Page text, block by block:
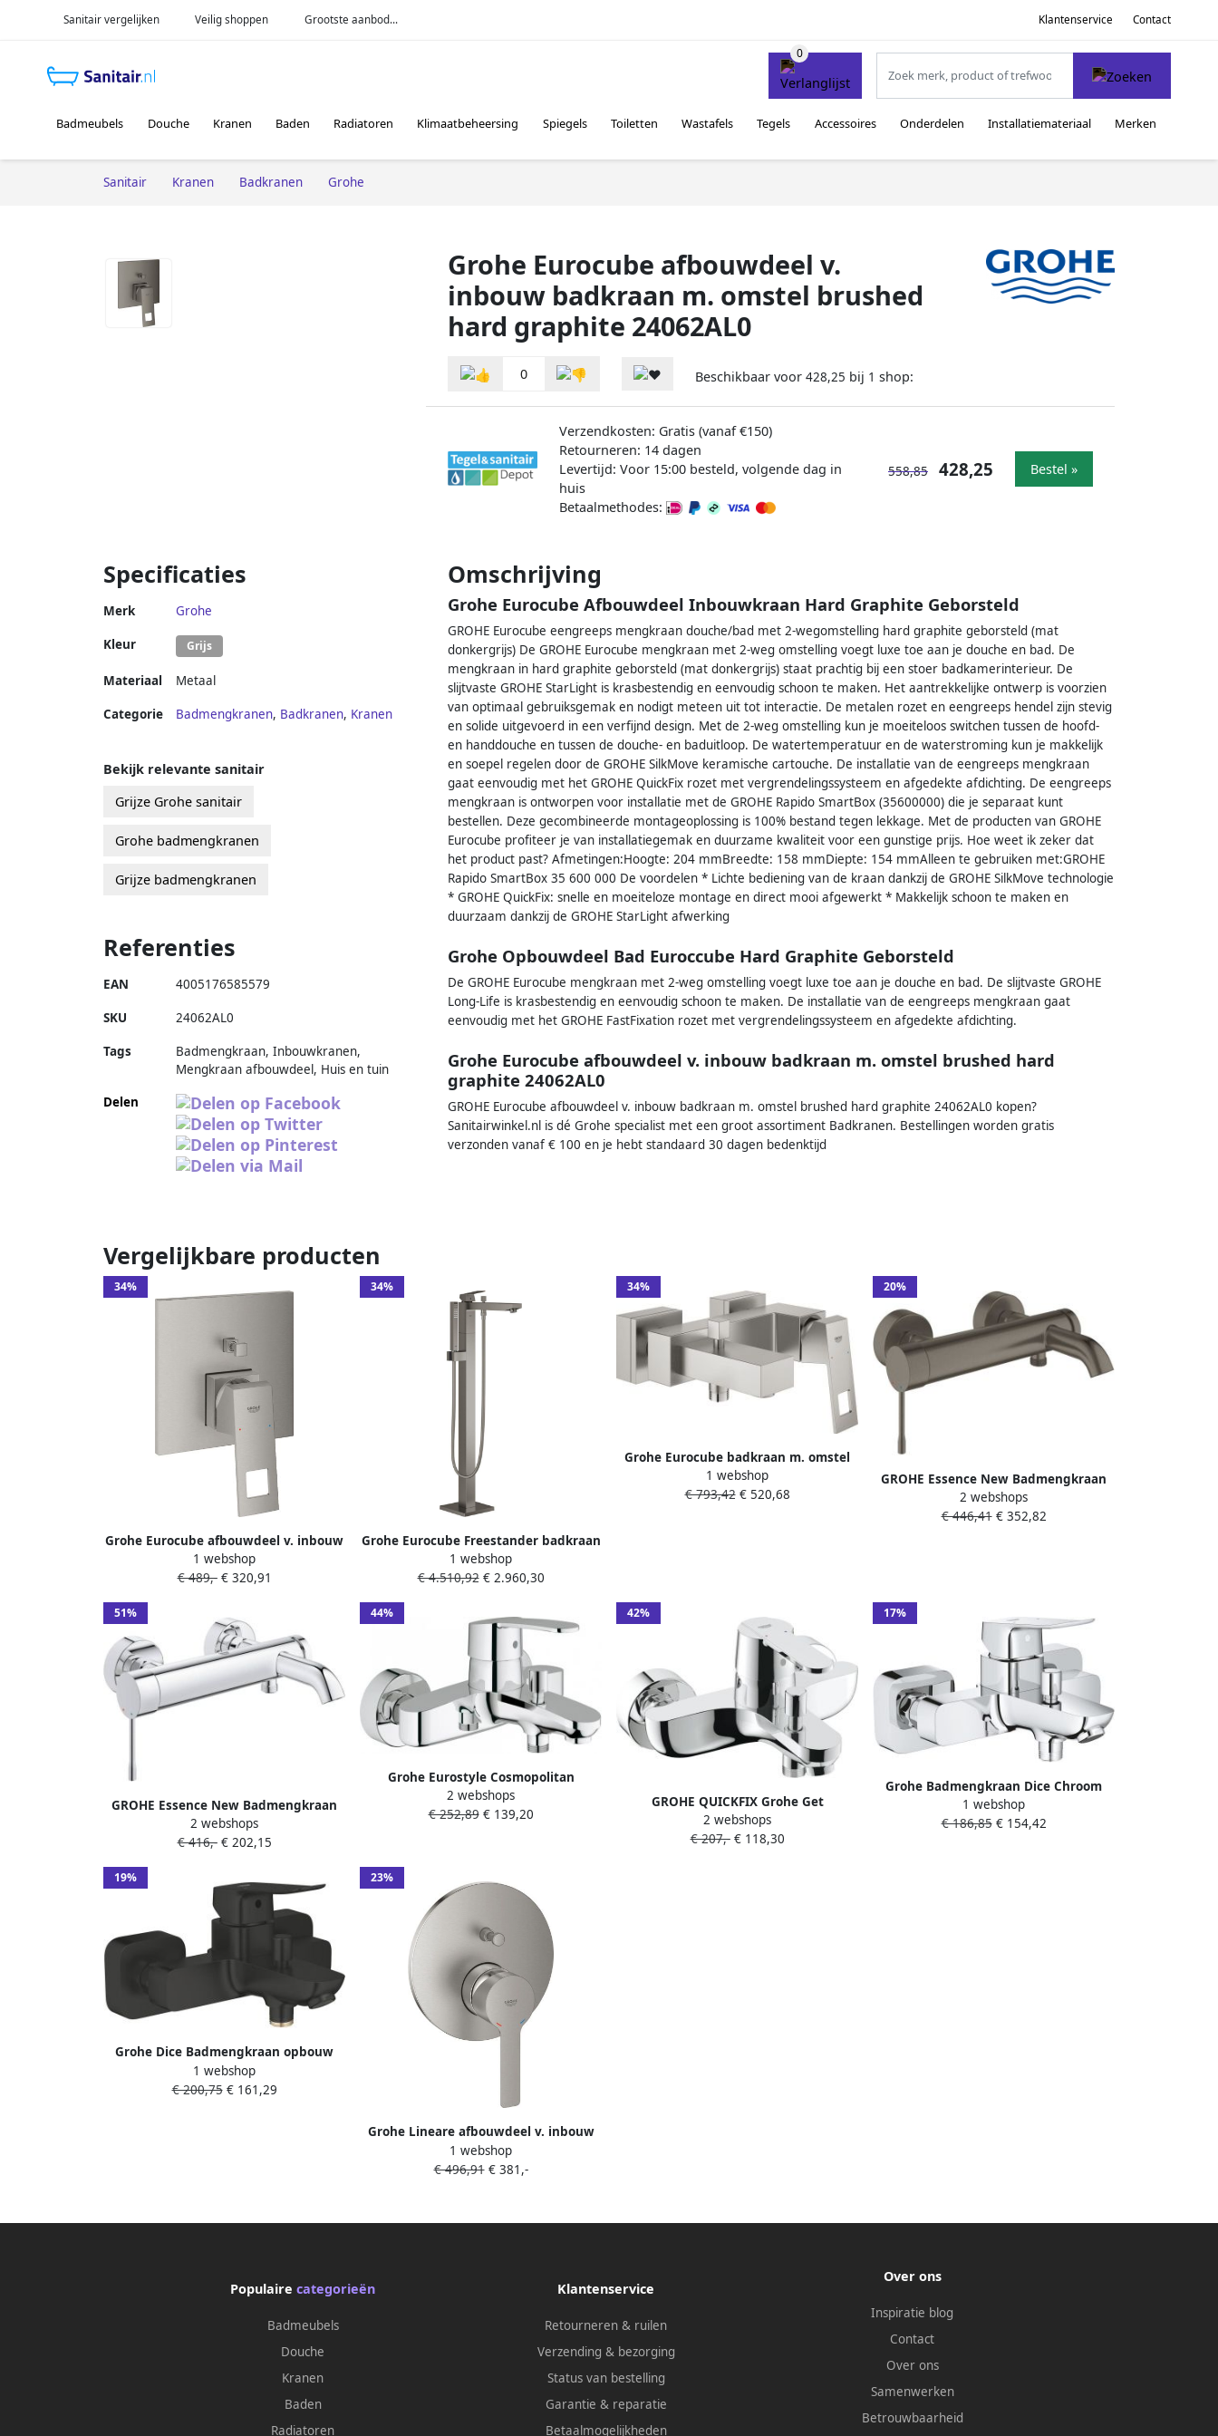
Sanitair vergelijken Veilig shoppen Grootste aanbod... Klantenservice Contact
Badmeubels Douche Kranen Baden Radiatoren Klimaatbeheersing Spiegels Toiletten Wastafels Tegels Accessoires Onderdelen Installatiemateriaal Merken
Sanitair Kranen Badkranen Grohe
Grohe Eurocube afbouwdeel v.
inbouw badkraan m. omstel brushed
hard graphite 24062AL0
0 Beschikbaar voor 428,25 bij 1 shop:
Verzendkosten: Gratis (vanaf €150)
Retourneren: 14 dagen
Levertijd: Voor 15:00 besteld, volgende dag in
huis
Betaalmethodes:
558,85 428,25 Bestel »
Specificaties
Merk Grohe
Kleur Grijs
Materiaal Metaal
Categorie Badmengkranen, Badkranen, Kranen
Omschrijving
Grohe Eurocube Afbouwdeel Inbouwkraan Hard Graphite Geborsteld
GROHE Eurocube eengreeps mengkraan douche/bad met 2-wegomstelling hard graphite geborsteld (mat
donkergrijs) De GROHE Eurocube mengkraan met 2-weg omstelling voegt luxe toe aan je douche en bad. De
mengkraan in hard graphite geborsteld (mat donkergrijs) staat prachtig bij een stoer badkamerinterieur. De
slijtvaste GROHE StarLight is krasbestendig en eenvoudig schoon te maken. Het aantrekkelijke ontwerp is voorzien
van optimaal gebruiksgemak en nodigt meteen uit tot interactie. De metalen rozet en eengreeps hendel zijn stevig
en solide uitgevoerd in een verfijnd design. Met de 2-weg omstelling kun je moeiteloos switchen tussen de hoofd-
en handdouche en tussen de douche- en baduitloop. De watertemperatuur en de waterstroming kun je makkelijk
en soepel regelen door de GROHE SilkMove keramische cartouche. De installatie van de eengreeps mengkraan
gaat eenvoudig met het GROHE QuickFix rozet met vergrendelingssysteem en afgedekte afdichting. De eengreeps
mengkraan is ontworpen voor installatie met de GROHE Rapido SmartBox (35600000) die je separaat kunt
bestellen. Deze gecombineerde montageoplossing is 100% bestand tegen lekkage. Met de producten van GROHE
Eurocube profiteer je van installatiegemak en duurzame kwaliteit voor een gunstige prijs. Hoe weet ik zeker dat
het product past? Afmetingen:Hoogte: 204 mmBreedte: 158 mmDiepte: 154 mmAlleen te gebruiken met:GROHE
Rapido SmartBox 35 600 000 De voordelen * Lichte bediening van de kraan dankzij de GROHE SilkMove technologie
* GROHE QuickFix: snelle en moeiteloze montage en direct mooi afgewerkt * Makkelijk schoon te maken en
duurzaam dankzij de GROHE StarLight afwerking
Grohe Opbouwdeel Bad Euroccube Hard Graphite Geborsteld
De GROHE Eurocube mengkraan met 2-weg omstelling voegt luxe toe aan je douche en bad. De slijtvaste GROHE
Long-Life is krasbestendig en eenvoudig schoon te maken. De installatie van de eengreeps mengkraan gaat
eenvoudig met het GROHE FastFixation rozet met vergrendelingssysteem en afgedekte afdichting.
Grohe Eurocube afbouwdeel v. inbouw badkraan m. omstel brushed hard
graphite 24062AL0
GROHE Eurocube afbouwdeel v. inbouw badkraan m. omstel brushed hard graphite 24062AL0 kopen?
Sanitairwinkel.nl is dé Grohe specialist met een groot assortiment Badkranen. Bestellingen worden gratis
verzonden vanaf € 100 en je hebt standaard 30 dagen bedenktijd
Bekijk relevante sanitair
Grijze Grohe sanitair
Grohe badmengkranen
Grijze badmengkranen
Referenties
EAN 4005176585579
SKU 24062AL0
Tags
Badmengkraan, Inbouwkranen,
Mengkraan afbouwdeel, Huis en tuin
Delen
Vergelijkbare producten
34%
Grohe Eurocube afbouwdeel v. inbouw
badkraan m. omstel supersteel
24062DC0
1 webshop
€ 489,-€ 320,91
34%
Grohe Eurocube Freestander badkraan
m. omstel m. douchehouder m.
handdouche en doucheslang 125cm
1 webshop
€ 4.510,92€ 2.960,30
34%
Grohe Eurocube badkraan m. omstel
m. koppelingen supersteel 23140DC0
1 webshop
€ 793,42€ 520,68
20%
GROHE Essence New Badmengkraan
wand eengreeps 2-gats
omstelinrichting 193mm uitloop vast
2 webshops
€ 446,41€ 352,82
51%
GROHE Essence New Badmengkraan
wand tweegreeps 2-gats
omstelinrichting 150'15mm hart
2 webshops
€ 416,-€ 202,15
44%
Grohe Eurostyle Cosmopolitan
badkraan met omstel en koppelingen
chroom 33591002
2 webshops
€ 252,89€ 139,20
42%
GROHE QUICKFIX Grohe Get
badmengkraan met omstelinrichting
15mm hart 164mm uitloop chroom
2 webshops
€ 207,-€ 118,30
17%
Grohe Badmengkraan Dice Chroom
1 webshop
€ 186,85€ 154,42
19%
Grohe Dice Badmengkraan opbouw
mat zwart 1018722430
1 webshop
€ 200,75€ 161,29
23%
Grohe Lineare afbouwdeel v. inbouw
badkraan met omstel supersteel
24064DC1
1 webshop
€ 496,91€ 381,-
Populaire categorieën
Badmeubels
Douche
Kranen
Baden
Radiatoren
Klantenservice
Retourneren & ruilen
Verzending & bezorging
Status van bestelling
Garantie & reparatie
Betaalmogelijkheden
Over ons
Inspiratie blog
Contact
Over ons
Samenwerken
Betrouwbaarheid